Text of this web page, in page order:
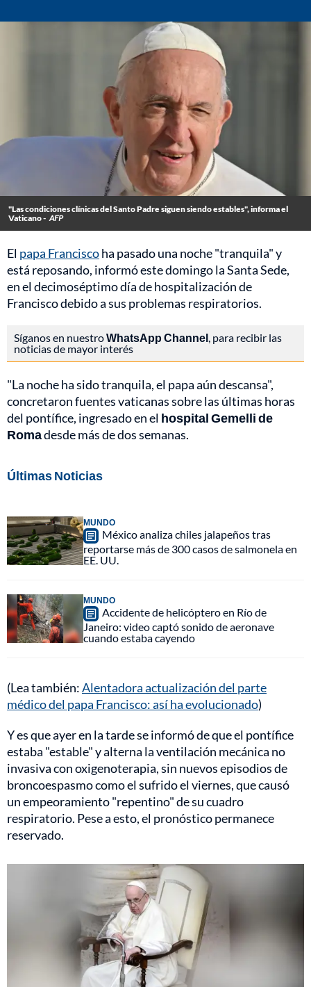
"Las condiciones clínicas del Santo Padre siguen siendo estables", informa el
Vaticano - AFP
El papa Franciscoha pasado una noche "tranquila" y
está reposando, informó este domingo la Santa Sede,
en el decimoséptimo día de hospitalización de
Francisco debido a sus problemas respiratorios.
Síganos en nuestroWhatsApp Channel, para recibir las
noticias de mayor interés
"La noche ha sido tranquila, el papa aún descansa",
concretaron fuentes vaticanas sobre las últimas horas
del pontífice, ingresado en el hospital Gemelli de
Romadesde más de dos semanas.
Últimas Noticias
MUNDO
México analiza chiles jalapeños tras
reportarse más de 300 casos de salmonela en
EE. UU.
MUNDO
Accidente de helicóptero en Río de
Janeiro: video captó sonido de aeronave
cuando estaba cayendo
(Lea también:Alentadora actualización del parte
médico del papa Francisco: así ha evolucionado)
Y es que ayer en la tarde se informó de que el pontífice
estaba "estable" y alterna la ventilación mecánica no
invasiva con oxigenoterapia, sin nuevos episodios de
broncoespasmo como el sufrido el viernes, que causó
un empeoramiento "repentino" de su cuadro
respiratorio. Pese a esto, el pronóstico permanece
reservado.